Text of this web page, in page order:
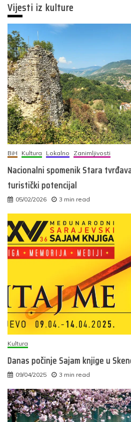
Vijesti iz kulture
BiH Kultura Lokalno Zanimljivosti
Nacionalni spomenik Stara
turistički potencijal
05/02/2026 3 min read
Kultura
Danas počinje Sajam knjige u
09/04/2025 3 min read